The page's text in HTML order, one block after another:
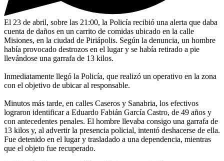
El 23 de abril, sobre las 21:00, la Policía recibió una alerta que daba
cuenta de daños en un carrito de comidas ubicado en la calle
Misiones, en la ciudad de Piriápolis. Según la denuncia, un hombre
había provocado destrozos en el lugar y se había retirado a pie
llevándose una garrafa de 13 kilos.
Inmediatamente llegó la Policía, que realizó un operativo en la zona
con el objetivo de ubicar al responsable.
Minutos más tarde, en calles Caseros y Sanabria, los efectivos
lograron identificar a Eduardo Fabián García Castro, de 49 años y
con antecedentes penales. El hombre llevaba consigo una garrafa de
13 kilos y, al advertir la presencia policial, intentó deshacerse de ella.
Fue detenido en el lugar y trasladado a una dependencia, mientras
que el objeto fue recuperado.